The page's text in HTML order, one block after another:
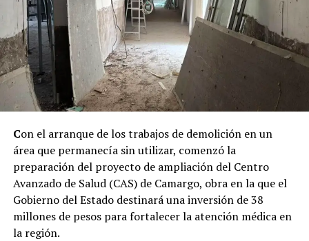
Con el arranque de los trabajos de demolición en un
área que permanecía sin utilizar, comenzó la
preparación del proyecto de ampliación del Centro
Avanzado de Salud (CAS) de Camargo, obra en la que el
Gobierno del Estado destinará una inversión de 38
millones de pesos para fortalecer la atención médica en
la región.